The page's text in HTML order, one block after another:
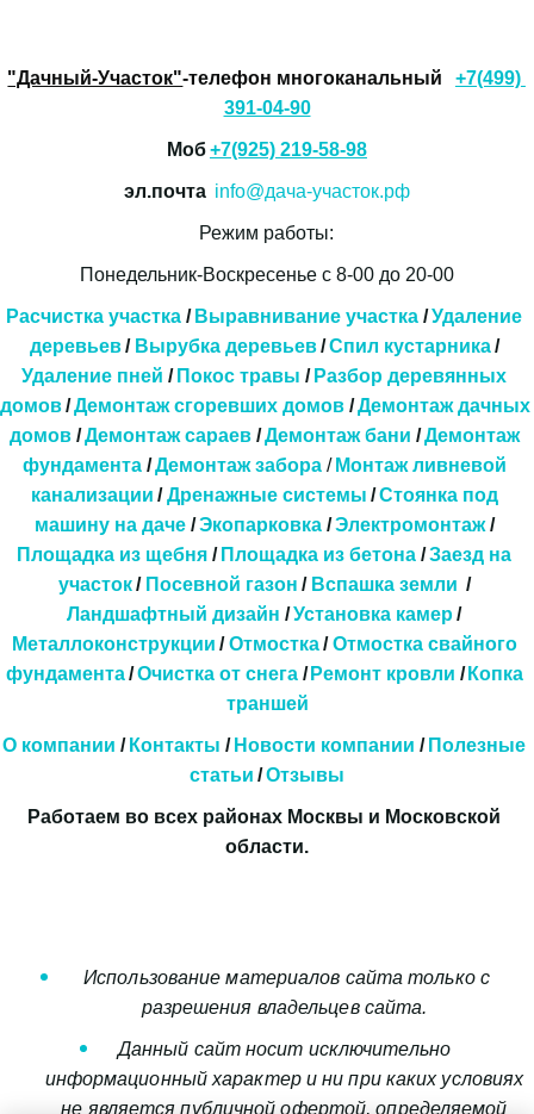
"Дачный-Участок"-телефон многоканальный
+7(499)
391-04-90
Моб +7(925) 219-58-98
эл.почта info@дача-участок.рф
Режим работы:
Понедельник-Воскресенье с 8-00 до 20-00
Расчистка участка / Выравнивание участка / Удаление
деревьев / Вырубка деревьев /Спил кустарника /
Удаление пней / Покос травы / Разбор деревянных
домов/ Демонтаж сгоревших домов / Демонтаж дачных
домов / Демонтаж сараев / Демонтаж бани / Демонтаж
фундамента / Демонтаж забора / Монтаж ливневой
канализации / Дренажные системы / Стоянка под
машину на даче / Экопарковка / Электромонтаж /
Площадка из щебня / Площадка из бетона / Заезд на
участок / Посевной газон / Вспашка земли
  /
Ландшафтный дизайн / Установка камер /
Металлоконструкции / Отмостка / Отмостка свайного
фундамента / Очистка от снега / Ремонт кровли / Копка
траншей
О компании / Контакты / Новости компании / Полезные
статьи / Отзывы
Работаем во всех районах Москвы и Московской
области.
​​Использование материалов сайта только с
разрешения владельцев сайта.
Данный сайт носит исключительно
информационный характер и ни при каких условиях
не является публичной офертой, определяемой